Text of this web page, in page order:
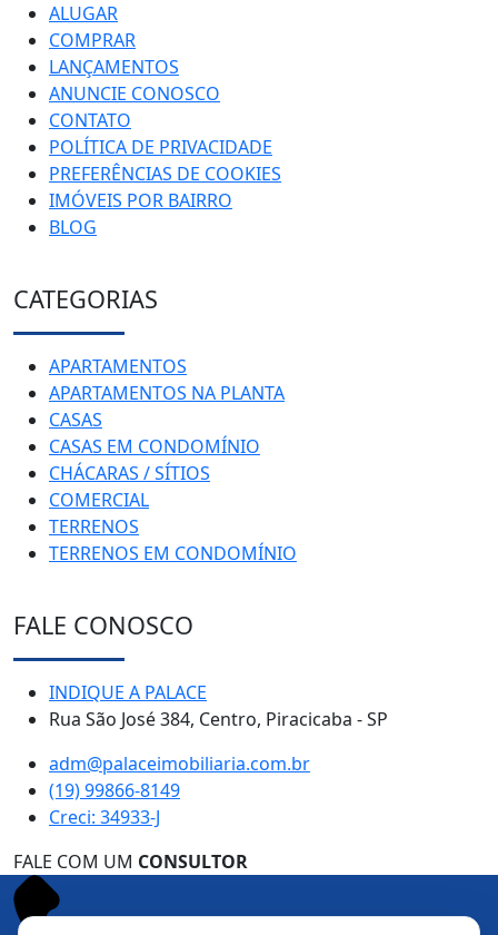
ALUGAR
COMPRAR
LANÇAMENTOS
ANUNCIE CONOSCO
CONTATO
POLÍTICA DE PRIVACIDADE
PREFERÊNCIAS DE COOKIES
IMÓVEIS POR BAIRRO
BLOG
CATEGORIAS
APARTAMENTOS
APARTAMENTOS NA PLANTA
CASAS
CASAS EM CONDOMÍNIO
CHÁCARAS / SÍTIOS
COMERCIAL
TERRENOS
TERRENOS EM CONDOMÍNIO
FALE CONOSCO
INDIQUE A PALACE
Rua São José 384, Centro, Piracicaba - SP
adm@palaceimobiliaria.com.br
(19) 99866-8149
Creci: 34933-J
FALE COM UM CONSULTOR